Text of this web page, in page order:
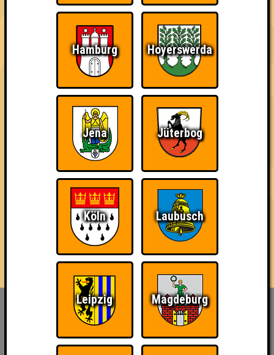
14.07.2022vonohne Smartphone aufgeschmissen
16.05.2024vonStammwürze
18.06.2026vondie Bräutinnen des Reanimators
Inhaber & Geschäftsführer:
Georg Martin // Quizlabor
Sandower Straße 56
Hamburg Hoyerswerda
Jena Jüterbog
Köln Laubusch
Leipzig Magdeburg